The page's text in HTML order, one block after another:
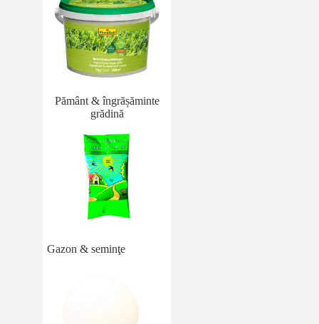
Pământ & îngrășăminte
grădină
Gazon & seminţe